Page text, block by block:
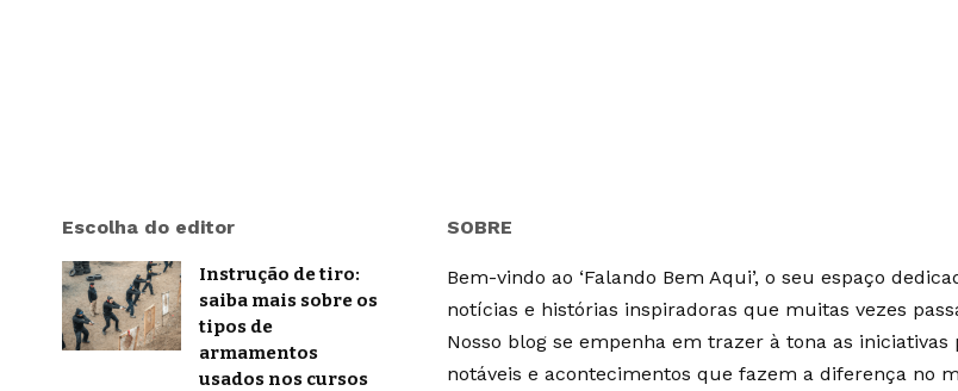
Escolha do editor
Instrução de tiro:
saiba mais sobre os
tipos de
armamentos
usados nos cursos
SOBRE
Bem-vindo ao ‘Falando Bem Aqui’, o seu espaço
notícias e histórias inspiradoras que muitas vezes
Nosso blog se empenha em trazer à tona as iniciativas
notáveis e acontecimentos que fazem a diferença no